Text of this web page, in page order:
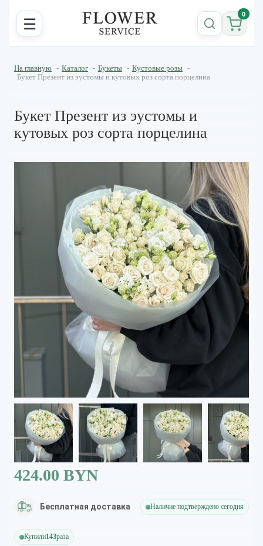
☰ 0
На главную - Каталог - Букеты - Кустовые розы -
Букет Презент из эустомы и кутовых роз сорта порцелина
Букет Презент из эустомы и
кутовых роз сорта порцелина
424.00 BYN
Бесплатная доставка Наличие подтверждено сегодня
Купили143раза